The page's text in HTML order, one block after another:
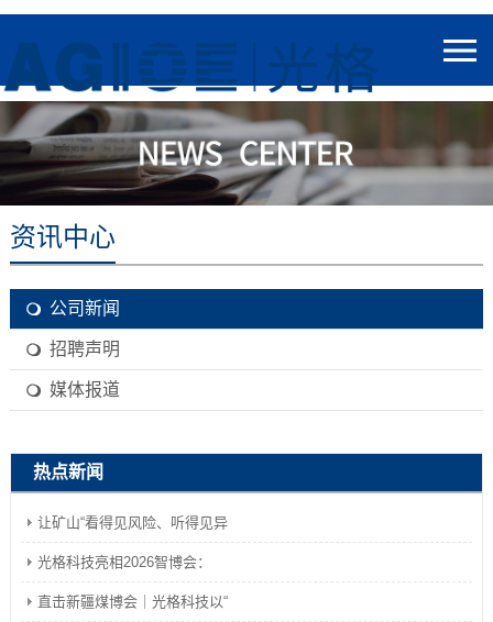
资讯中心
公司新闻
招聘声明
媒体报道
热点新闻
让矿山“看得见风险、听得见异
光格科技亮相2026智博会：
直击新疆煤博会｜光格科技以“